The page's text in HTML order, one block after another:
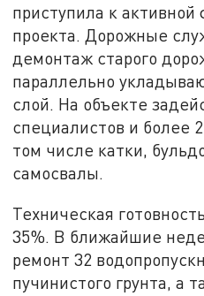
приступила к активной
проекта. Дорожные
демонтаж старого
параллельно
слой. На объекте
специалистов и более
том числе катки,
самосвалы.
Техническая
35%. В ближайшие
ремонт 32
пучинистого грунта, а